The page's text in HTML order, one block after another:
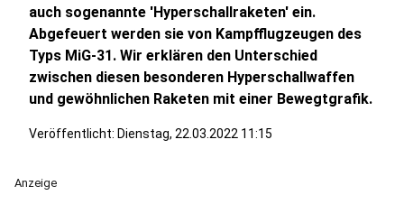
auch sogenannte 'Hyperschallraketen' ein.
Abgefeuert werden sie von Kampfflugzeugen des
Typs MiG-31. Wir erklären den Unterschied
zwischen diesen besonderen Hyperschallwaffen
und gewöhnlichen Raketen mit einer Bewegtgrafik.
Veröffentlicht: Dienstag, 22.03.2022 11:15
Anzeige